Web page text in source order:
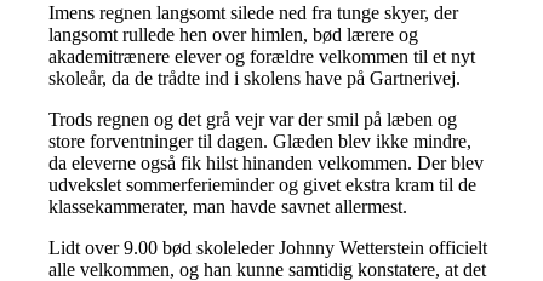
Imens regnen langsomt silede ned fra tunge skyer, der
langsomt rullede hen over himlen, bød lærere og
akademitrænere elever og forældre velkommen til et nyt
skoleår, da de trådte ind i skolens have på Gartnerivej.
Trods regnen og det grå vejr var der smil på læben og
store forventninger til dagen. Glæden blev ikke mindre,
da eleverne også fik hilst hinanden velkommen. Der blev
udvekslet sommerferieminder og givet ekstra kram til de
klassekammerater, man havde savnet allermest.
Lidt over 9.00 bød skoleleder Johnny Wetterstein officielt
alle velkommen, og han kunne samtidig konstatere, at det